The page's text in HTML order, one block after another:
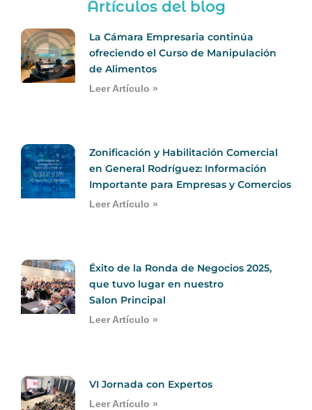
Artículos del blog
La Cámara Empresaria continúa
ofreciendo el Curso de Manipulación
de Alimentos
Leer Artículo »
Zonificación y Habilitación Comercial
en General Rodríguez: Información
Importante para Empresas y Comercios
Leer Artículo »
Éxito de la Ronda de Negocios 2025,
que tuvo lugar en nuestro
Salon Principal
Leer Artículo »
VI Jornada con Expertos
Leer Artículo »